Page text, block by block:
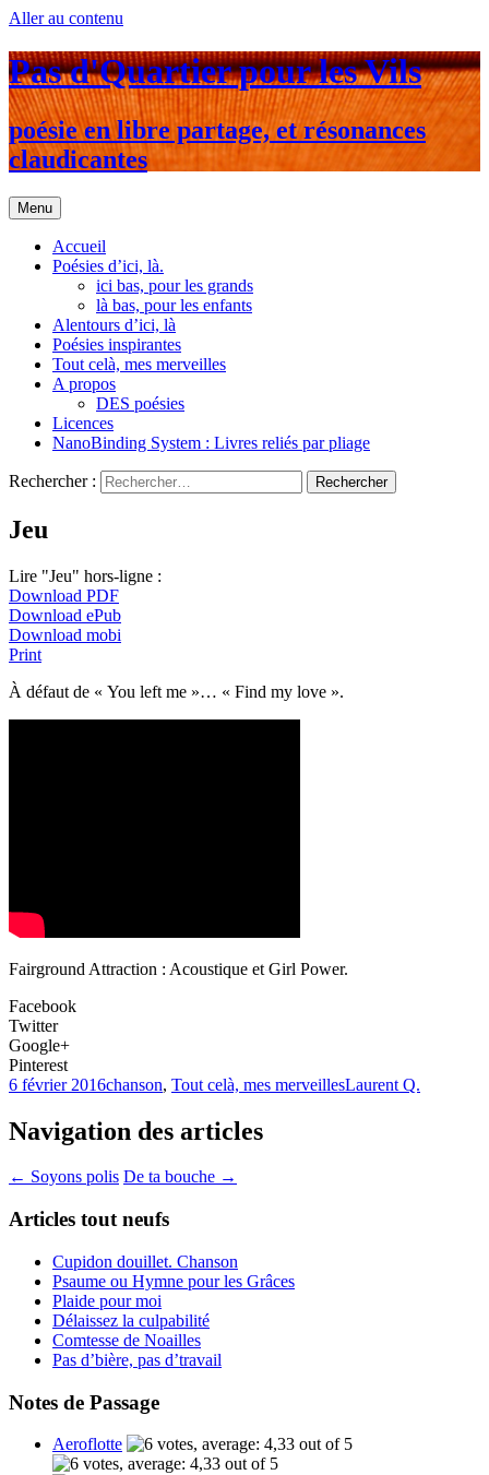
Aller au contenu
Pas d'Quartier pour les Vils
poésie en libre partage, et résonances
claudicantes
Menu
Accueil
Poésies d’ici, là.
ici bas, pour les grands
là bas, pour les enfants
Alentours d’ici, là
Poésies inspirantes
Tout celà, mes merveilles
A propos
DES poésies
Licences
NanoBinding System : Livres reliés par pliage
Rechercher :
Jeu
Lire "Jeu" hors-ligne :
Download PDF
Download ePub
Download mobi
Print
À défaut de « You left me »… « Find my love ».
Fairground Attraction : Acoustique et Girl Power.
Facebook
Twitter
Google+
Pinterest
6 février 2016chanson, Tout celà, mes merveillesLaurent Q.
Navigation des articles
← Soyons polis De ta bouche →
Articles tout neufs
Cupidon douillet. Chanson
Psaume ou Hymne pour les Grâces
Plaide pour moi
Délaissez la culpabilité
Comtesse de Noailles
Pas d’bière, pas d’travail
Notes de Passage
Aeroflotte